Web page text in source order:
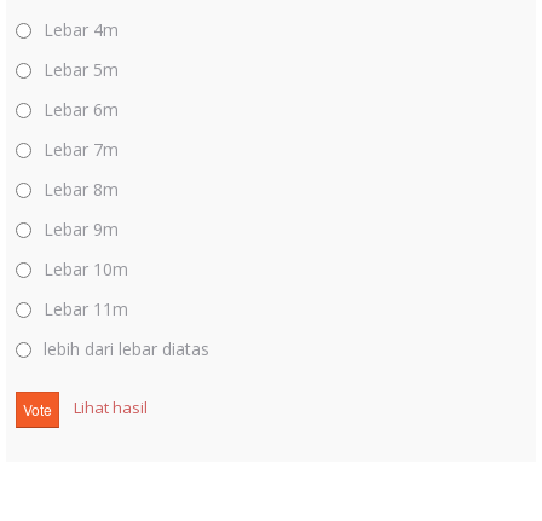
Lebar 4m
Lebar 5m
Lebar 6m
Lebar 7m
Lebar 8m
Lebar 9m
Lebar 10m
Lebar 11m
lebih dari lebar diatas
Lihat hasil